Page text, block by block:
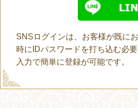
SNSログインは、お客様が既に
時にIDパスワードを打ち込む必
入力で簡単に登録が可能です。